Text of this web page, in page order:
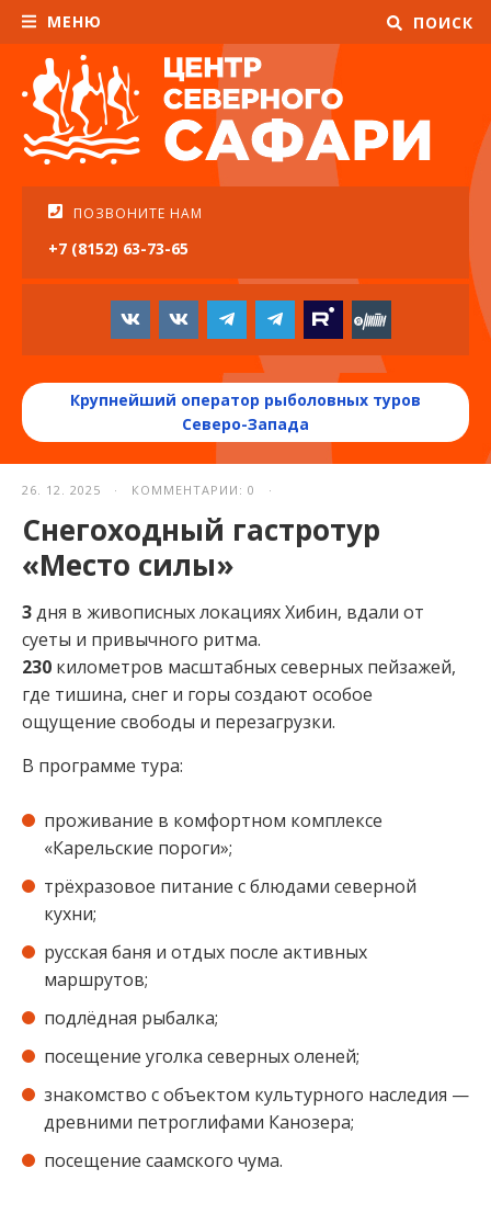
МЕНЮ ПОИСК
ПОЗВОНИТЕ НАМ
+7 (8152) 63-73-65
Крупнейший оператор рыболовных туров
Северо-Запада
26. 12. 2025 · КОММЕНТАРИИ: 0 ·
Снегоходный гастротур
«Место силы»
3дня в живописных локациях Хибин, вдали от
суеты и привычного ритма.
230 километров масштабных северных пейзажей,
где тишина, снег и горы создают особое
ощущение свободы и перезагрузки.
В программе тура:
проживание в комфортном комплексе
«Карельские пороги»;
трёхразовое питание с блюдами северной
кухни;
русская баня и отдых после активных
маршрутов;
подлёдная рыбалка;
посещение уголка северных оленей;
знакомство с объектом культурного наследия —
древними петроглифами Канозера;
посещение саамского чума.